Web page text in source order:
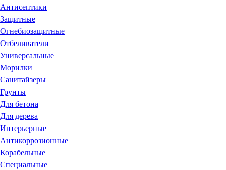
Антисептики
Защитные
Огнебиозащитные
Отбеливатели
Универсальные
Морилки
Санитайзеры
Грунты
Для бетона
Для дерева
Интерьерные
Антикоррозионные
Корабельные
Специальные